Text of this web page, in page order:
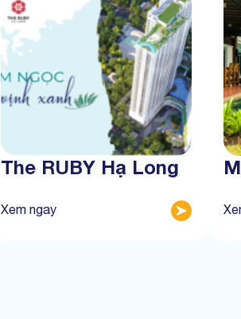
The RUBY Hạ Long
Xem ngay